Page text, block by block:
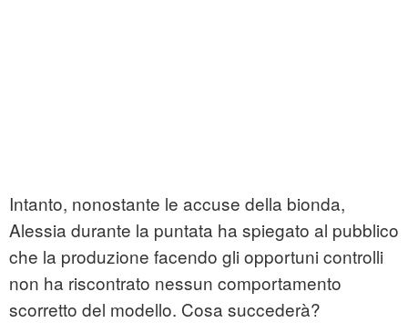
Intanto, nonostante le accuse della bionda,
Alessia durante la puntata ha spiegato al pubblico
che la produzione facendo gli opportuni controlli
non ha riscontrato nessun comportamento
scorretto del modello. Cosa succederà?